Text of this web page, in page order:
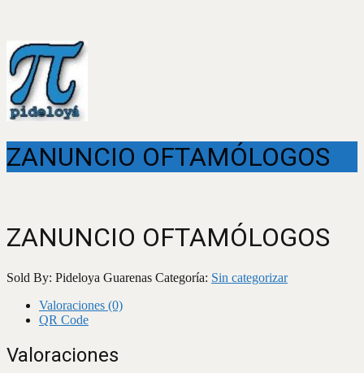
ZANUNCIO OFTAMÓLOGOS
ZANUNCIO OFTAMÓLOGOS
Sold By: Pideloya Guarenas Categoría: Sin categorizar
Valoraciones (0)
QR Code
Valoraciones